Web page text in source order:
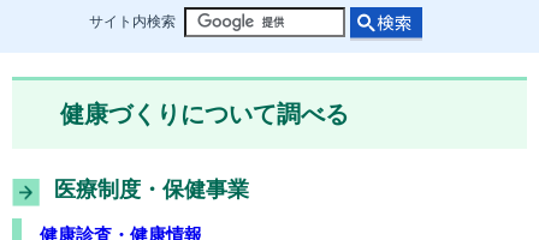
サイト内検索
健康づくりについて調べる
医療制度・保健事業
健康診査・健康情報